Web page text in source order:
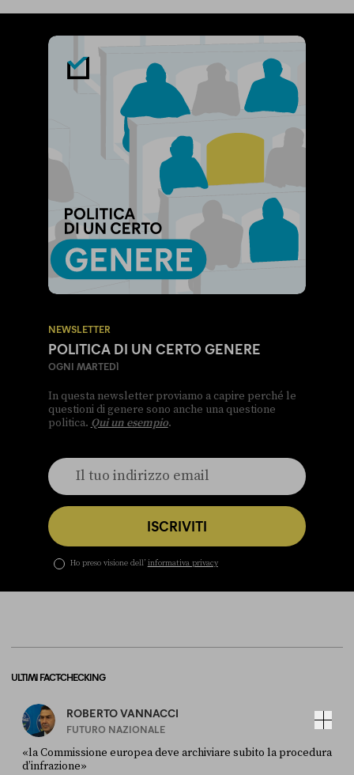
NEWSLETTER
POLITICA DI UN CERTO GENERE
OGNI MARTEDÌ
In questa newsletter proviamo a capire perché le
questioni di genere sono anche una questione
politica. Qui un esempio.
ISCRIVITI
Ho preso visione dell’ informativa privacy
ULTIMI FACT-CHECKING
ROBERTO VANNACCI
FUTURO NAZIONALE
«la Commissione europea deve archiviare subito la procedura
d’infrazione»